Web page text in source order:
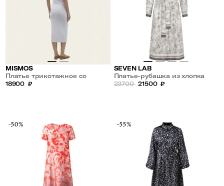
MISMOS
Платье трикотажное со
сборкой
18900 ₽
SEVEN LAB
Платье-рубашка из хлопка
23700 21500 ₽
-50% -55%